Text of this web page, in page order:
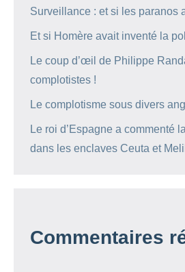
Surveillance : et si les paranos
Et si Homère avait inventé la
Le coup d’œil de Philippe
complotistes !
Le complotisme sous divers
Le roi d’Espagne a commenté
dans les enclaves Ceuta et
Commentaires